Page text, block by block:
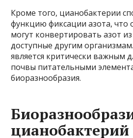
Кроме того, цианобактерии
функцию фиксации азота, что
могут конвертировать азот
доступные другим
является критически важным
почвы питательными
биоразнообразия.
цианобактерий